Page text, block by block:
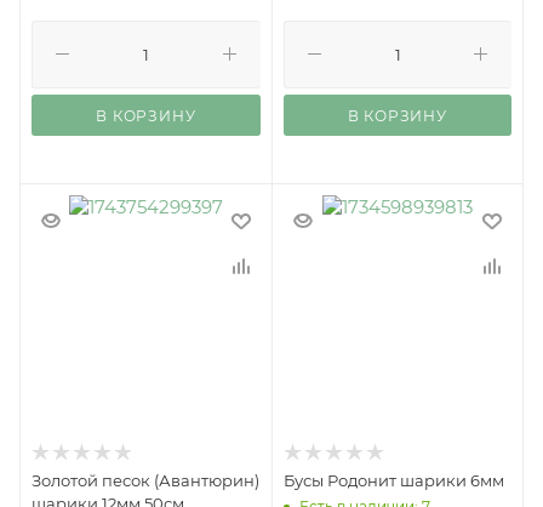
В КОРЗИНУ В КОРЗИНУ
Золотой песок (Авантюрин)
Бусы Родонит шарики 6мм